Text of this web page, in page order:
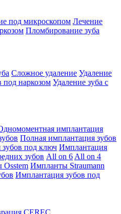
под микроскопом Лечение
Пломбирование зуба
Сложное удаление Удаление
под наркозом Удаление зуба с
имплантация
Полная имплантация зубов
под ключ Имплантация
зубов All on 6 All on 4
Импланты Straumann
Имплантация зубов под
CEREC